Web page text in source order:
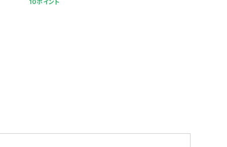
10ポイント